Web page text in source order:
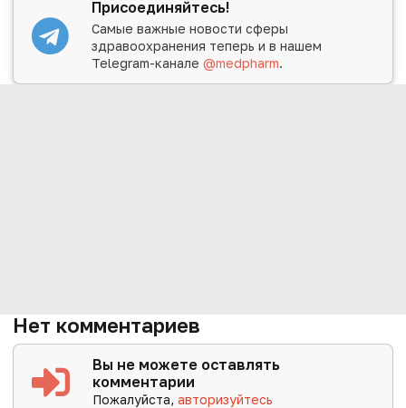
Присоединяйтесь!
Самые важные новости сферы
здравоохранения теперь и в нашем
Telegram-канале@medpharm.
Нет комментариев
Вы не можете оставлять
комментарии
Пожалуйста,авторизуйтесь